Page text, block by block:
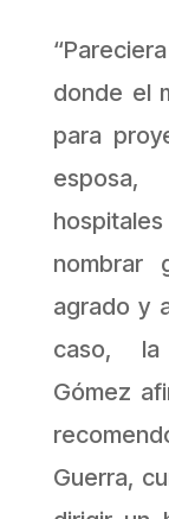
donde el
para
esposa,
nombrar
agrado y
caso, la
Gómez
Guerra,